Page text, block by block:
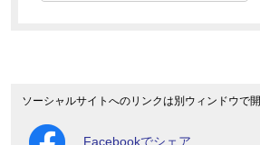
ソーシャルサイトへのリンクは別ウィンドウで
Facebookでシェア